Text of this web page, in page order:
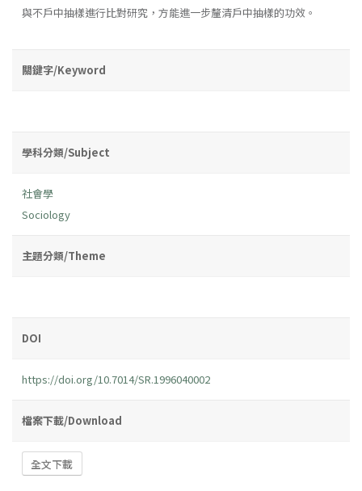
與不戶中抽樣進行比對研究，方能進一步釐清戶中抽樣的功效。
關鍵字/Keyword
學科分類/Subject
社會學
Sociology
主題分類/Theme
DOI
https://doi.org/10.7014/SR.1996040002
檔案下載/Download
全文下載